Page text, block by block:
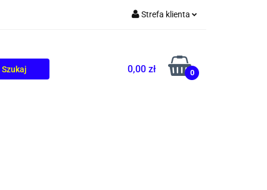
Strefa klienta
Zarejestruj się
Dodaj zgłoszenie
0,00 zł 0